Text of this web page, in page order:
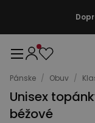
Pánske / Obuv /
Unisex
béžové